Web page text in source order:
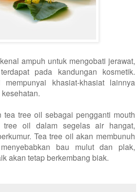
ampuh untuk mengobati jerawat,
pada kandungan kosmetik.
khasiat-khasiat lainnya
tea tree oil sebagai pengganti mouth
tree oil dalam segelas air hangat,
Tea tree oil akan membunuh
bau mulut dan plak,
akan tetap berkembang biak.